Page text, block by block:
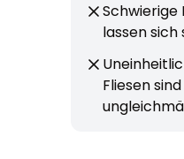
Schwierige
lassen
Fliesen